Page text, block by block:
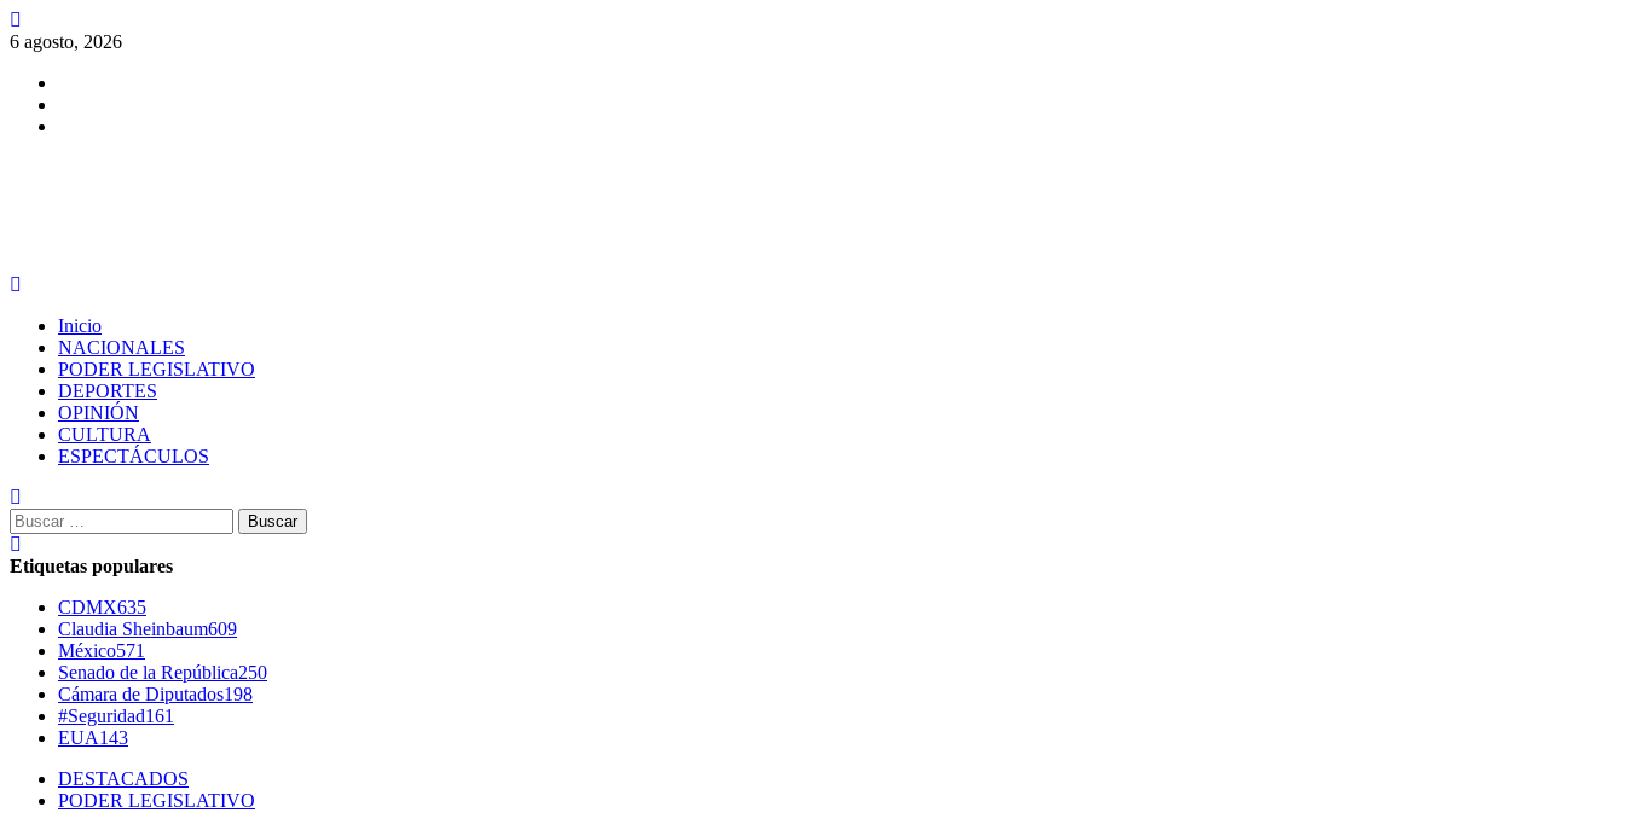
Saltar
al
6 agosto, 2026
Inicio
NACIONALES
PODER LEGISLATIVO
DEPORTES
OPINIÓN
CULTURA
ESPECTÁCULOS
Buscar:
Etiquetas populares
CDMX635
Claudia Sheinbaum609
México571
Senado de la República250
Cámara de Diputados198
#Seguridad161
EUA143
DESTACADOS
PODER LEGISLATIVO